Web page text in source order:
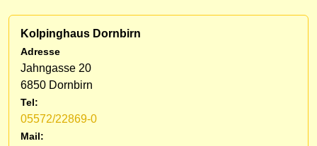
Kolpinghaus Dornbirn
Adresse
Jahngasse 20
6850 Dornbirn
Tel:
05572/22869-0
Mail: